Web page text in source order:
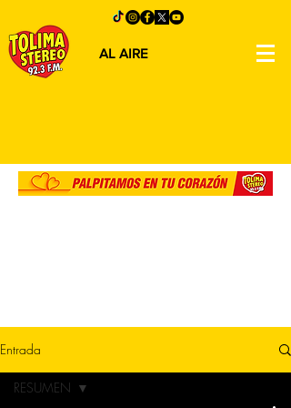
AL AIRE
Entrada
RESUMEN